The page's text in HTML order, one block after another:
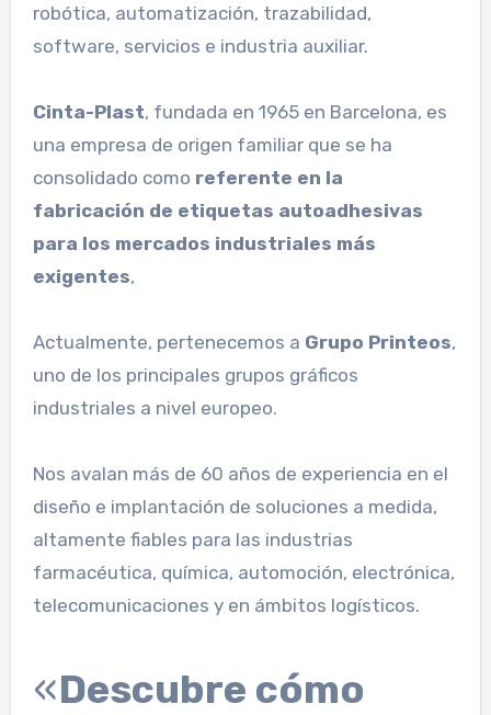
robótica, automatización, trazabilidad,
software, servicios e industria auxiliar.
Cinta-Plast, fundada en 1965 en Barcelona, es
una empresa de origen familiar que se ha
consolidado como referente en la
fabricación de etiquetas autoadhesivas
para los mercados industriales más
exigentes,
Actualmente, pertenecemos a Grupo Printeos,
uno de los principales grupos gráficos
industriales a nivel europeo.
Nos avalan más de 60 años de experiencia en el
diseño e implantación de soluciones a medida,
altamente fiables para las industrias
farmacéutica, química, automoción, electrónica,
telecomunicaciones y en ámbitos logísticos.
«Descubre cómo